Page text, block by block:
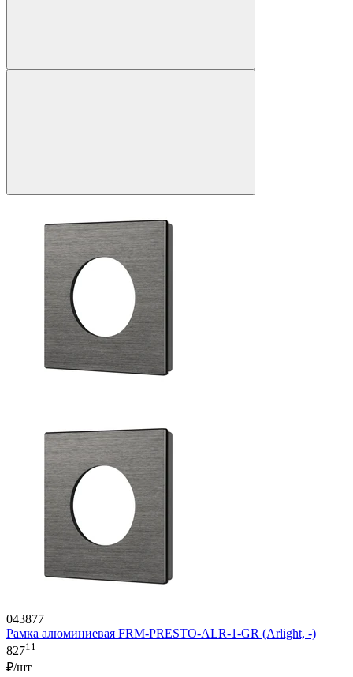
043877
Рамка алюминиевая FRM-PRESTO-ALR-1-GR (Arlight, -)
82711
₽/шт